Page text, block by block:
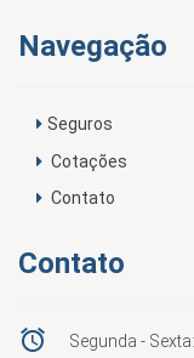
Navegação
Seguros
Cotações
Contato
Contato
 Segunda -